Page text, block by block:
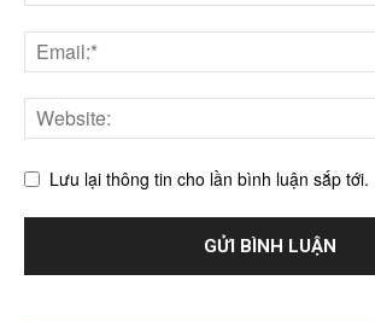
Lưu lại thông tin cho lần bình luận sắp tới.